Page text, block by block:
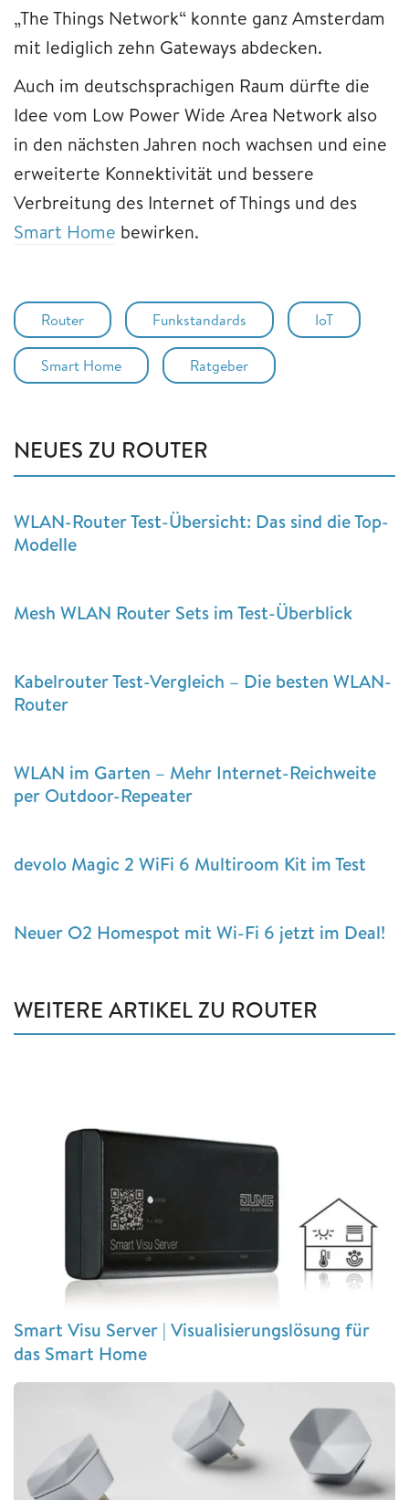
„The Things Network“ konnte ganz Amsterdam
mit lediglich zehn Gateways abdecken.
Auch im deutschsprachigen Raum dürfte die
Idee vom Low Power Wide Area Network also
in den nächsten Jahren noch wachsen und eine
erweiterte Konnektivität und bessere
Verbreitung des Internet of Things und des
Smart Home bewirken.
Router Funkstandards IoT
Smart Home Ratgeber
NEUES ZU ROUTER
WLAN-Router Test-Übersicht: Das sind die Top-
Modelle
Mesh WLAN Router Sets im Test-Überblick
Kabelrouter Test-Vergleich – Die besten WLAN-
Router
WLAN im Garten – Mehr Internet-Reichweite
per Outdoor-Repeater
devolo Magic 2 WiFi 6 Multiroom Kit im Test
Neuer O2 Homespot mit Wi-Fi 6 jetzt im Deal!
WEITERE ARTIKEL ZU ROUTER
Smart Visu Server | Visualisierungslösung für
das Smart Home